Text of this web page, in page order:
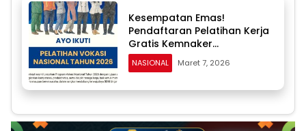
Kesempatan Emas!
Pendaftaran Pelatihan Kerja
Gratis Kemnaker
Diperpanjang hingga 24
Maret, Kuota 20 Ribu Peserta
NASIONAL Maret 7, 2026